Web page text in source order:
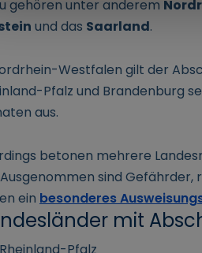
gehören unter anderem
und das Saarland.
Westfalen gilt der
Pfalz und Brandenburg
aus.
betonen mehrere
sind
ein besonderes
mit
Rheinland-Pfalz